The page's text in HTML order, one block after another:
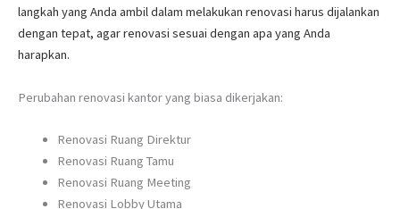
langkah yang Anda ambil dalam melakukan renovasi harus dijalankan
dengan tepat, agar renovasi sesuai dengan apa yang Anda
harapkan.
Perubahan renovasi kantor yang biasa dikerjakan:
Renovasi Ruang Direktur
Renovasi Ruang Tamu
Renovasi Ruang Meeting
Renovasi Lobby Utama